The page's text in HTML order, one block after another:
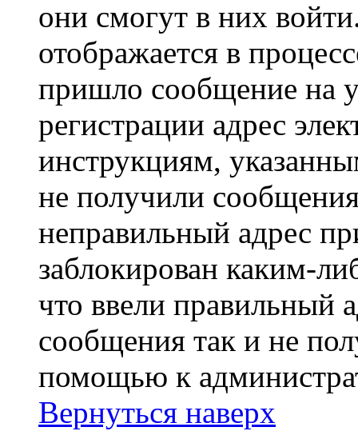
они смогут в них
отображается в
пришло сообщение на
регистрации адрес
инструкциям,
не получили
неправильный адрес
заблокирован каким-
что ввели правильный
сообщения так и не
помощью к
Вернуться наверх